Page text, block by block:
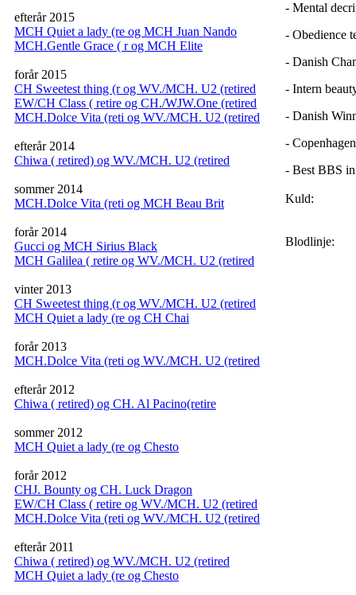
efterår 2015
MCH Quiet a lady (re og MCH Juan Nando
MCH.Gentle Grace ( r og MCH Elite
forår 2015
CH Sweetest thing (r og WV./MCH. U2 (retired
EW/CH Class ( retire og CH./WJW.One (retired
MCH.Dolce Vita (reti og WV./MCH. U2 (retired
efterår 2014
Chiwa ( retired) og WV./MCH. U2 (retired
sommer 2014
MCH.Dolce Vita (reti og MCH Beau Brit
forår 2014
Gucci og MCH Sirius Black
MCH Galilea ( retire og WV./MCH. U2 (retired
vinter 2013
CH Sweetest thing (r og WV./MCH. U2 (retired
MCH Quiet a lady (re og CH Chai
forår 2013
MCH.Dolce Vita (reti og WV./MCH. U2 (retired
efterår 2012
Chiwa ( retired) og CH. Al Pacino(retire
sommer 2012
MCH Quiet a lady (re og Chesto
forår 2012
CHJ. Bounty og CH. Luck Dragon
EW/CH Class ( retire og WV./MCH. U2 (retired
MCH.Dolce Vita (reti og WV./MCH. U2 (retired
efterår 2011
Chiwa ( retired) og WV./MCH. U2 (retired
MCH Quiet a lady (re og Chesto
- Mental
- Obedience
- Danish
- Intern
- Danish
-
- Best BBS
Kuld:
Blodlinje: